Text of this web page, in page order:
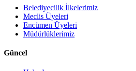
Belediyecilik İlkelerimiz
Meclis Üyeleri
Encümen Üyeleri
Müdürlüklerimiz
Güncel